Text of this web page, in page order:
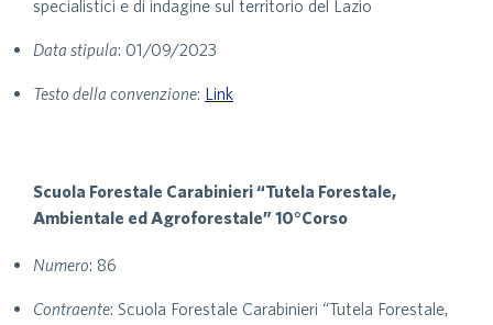
specialistici e di indagine sul territorio del Lazio
Data stipula: 01/09/2023
Testo della convenzione: Link
Scuola Forestale Carabinieri “Tutela Forestale,
Ambientale ed Agroforestale” 10°Corso
Numero: 86
Contraente: Scuola Forestale Carabinieri “Tutela Forestale,